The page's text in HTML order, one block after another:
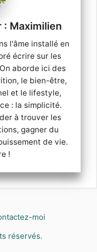
Maximilien
l'âme installé en
écrire sur les
aborde ici des
le bien-être,
et le lifestyle,
: la simplicité.
à trouver les
gagner du
de vie.
!
moi
réservés.